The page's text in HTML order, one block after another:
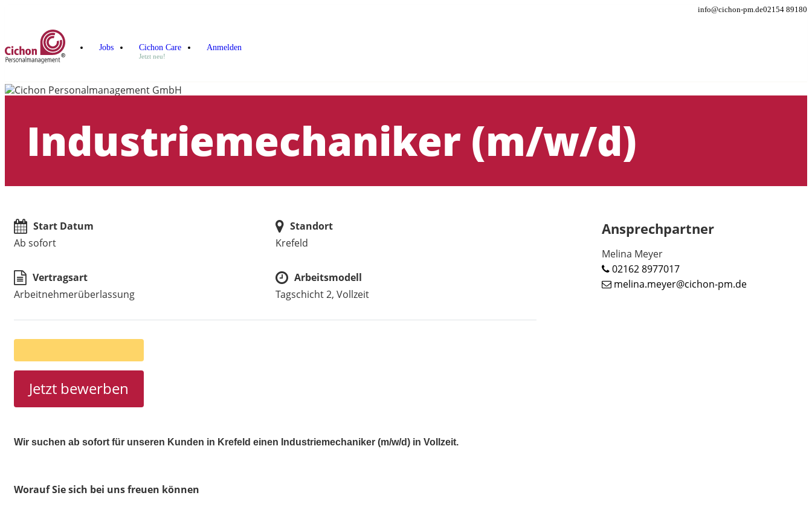
info@cichon-pm.de02154 89180
Jobs Cichon Care
Jetzt neu!
Anmelden
Industriemechaniker (m/w/d)
Start Datum
Ab sofort
Standort
Krefeld
Vertragsart
Arbeitnehmerüberlassung
Arbeitsmodell
Tagschicht 2, Vollzeit
Jetzt bewerben
Wir suchen ab sofort für unseren Kunden in Krefeld einen Industriemechaniker (m/w/d) in Vollzeit.
Worauf Sie sich bei uns freuen können
Ansprechpartner
Melina Meyer
02162 8977017
melina.meyer@cichon-pm.de